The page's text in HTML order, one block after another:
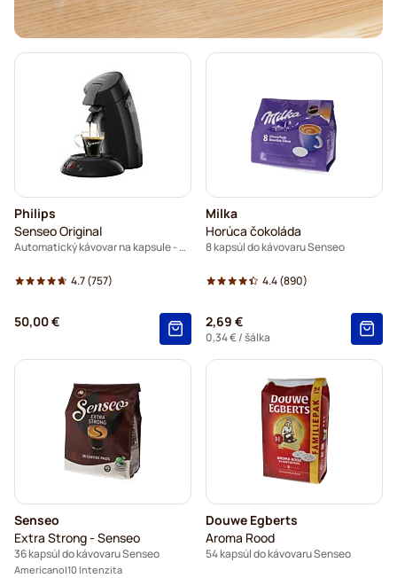
Philips
Senseo Original
Automatický kávovar na kapsule - Čierny
4.7(757)
50,00 €
Milka
Horúca čokoláda
8 kapsúl do kávovaru Senseo
4.4(890)
2,69 €
0,34 €/ šálka
Senseo
Extra Strong - Senseo
36 kapsúl do kávovaru Senseo
Americano 10 Intenzita
Douwe Egberts
Aroma Rood
54 kapsúl do kávovaru Senseo
Marcilla – kávové kapsuly do kávovarov Senseo
Gimoka – kapsuly do kávovarov Senseo
Kapsuly do kávovarov Senseo
Kaffekapslen do kávovaru Senseo®